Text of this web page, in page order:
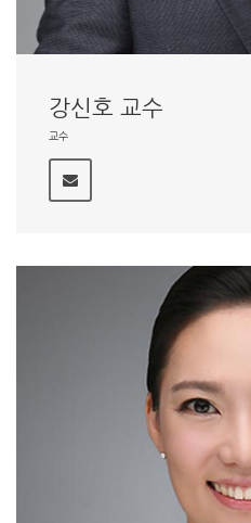
강신호 교수
교수